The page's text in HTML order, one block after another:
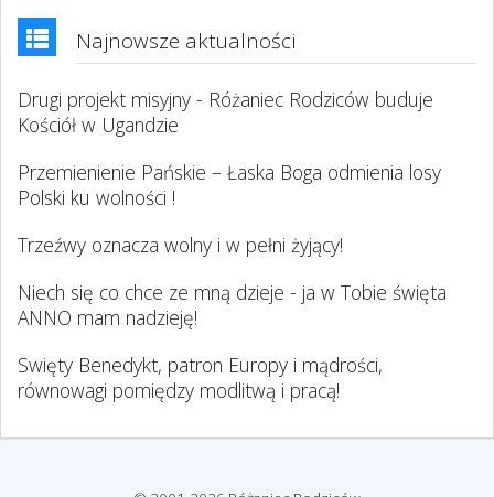
Najnowsze aktualności
Drugi projekt misyjny - Różaniec Rodziców buduje
Kościół w Ugandzie
Przemienienie Pańskie – Łaska Boga odmienia losy
Polski ku wolności !
Trzeźwy oznacza wolny i w pełni żyjący!
Niech się co chce ze mną dzieje - ja w Tobie święta
ANNO mam nadzieję!
Swięty Benedykt, patron Europy i mądrości,
równowagi pomiędzy modlitwą i pracą!